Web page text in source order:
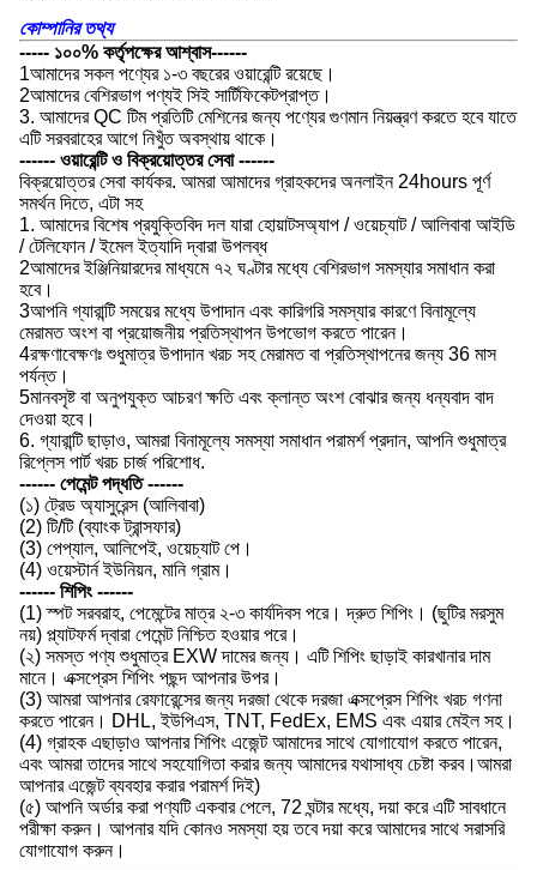
কোম্পানির তথ্য
----- ১০০% কর্তৃপক্ষের আশ্বাস------
1আমাদের সকল পণ্যের ১-৩ বছরের ওয়ারেন্টি রয়েছে।
2আমাদের বেশিরভাগ পণ্যই সিই সার্টিফিকেটপ্রাপ্ত।
3. আমাদের QC টিম প্রতিটি মেশিনের জন্য পণ্যের গুণমান নিয়ন্ত্রণ করতে হবে যাতে
এটি সরবরাহের আগে নিখুঁত অবস্থায় থাকে।
------ ওয়ারেন্টি ও বিক্রয়োত্তর সেবা ------
বিক্রয়োত্তর সেবা কার্যকর. আমরা আমাদের গ্রাহকদের অনলাইন 24hours পূর্ণ
সমর্থন দিতে, এটা সহ
1. আমাদের বিশেষ প্রযুক্তিবিদ দল যারা হোয়াটসঅ্যাপ / ওয়েচ্যাট / আলিবাবা আইডি
/ টেলিফোন / ইমেল ইত্যাদি দ্বারা উপলব্ধ
2আমাদের ইঞ্জিনিয়ারদের মাধ্যমে ৭২ ঘণ্টার মধ্যে বেশিরভাগ সমস্যার সমাধান করা
হবে।
3আপনি গ্যারান্টি সময়ের মধ্যে উপাদান এবং কারিগরি সমস্যার কারণে বিনামূল্যে
মেরামত অংশ বা প্রয়োজনীয় প্রতিস্থাপন উপভোগ করতে পারেন।
4রক্ষণাবেক্ষণঃ শুধুমাত্র উপাদান খরচ সহ মেরামত বা প্রতিস্থাপনের জন্য 36 মাস
পর্যন্ত।
5মানবসৃষ্ট বা অনুপযুক্ত আচরণ ক্ষতি এবং ক্লান্ত অংশ বোঝার জন্য ধন্যবাদ বাদ
দেওয়া হবে।
6. গ্যারান্টি ছাড়াও, আমরা বিনামূল্যে সমস্যা সমাধান পরামর্শ প্রদান, আপনি শুধুমাত্র
রিপ্লেস পার্ট খরচ চার্জ পরিশোধ.
------ পেমেন্ট পদ্ধতি ------
(১) ট্রেড অ্যাসুরেন্স (আলিবাবা)
(2) টি/টি (ব্যাংক ট্রান্সফার)
(3) পেপ্যাল, আলিপেই, ওয়েচ্যাট পে।
(4) ওয়েস্টার্ন ইউনিয়ন, মানি গ্রাম।
------ শিপিং ------
(1) স্পট সরবরাহ, পেমেন্টের মাত্র ২-৩ কার্যদিবস পরে। দ্রুত শিপিং। (ছুটির মরসুম
নয়) প্ল্যাটফর্ম দ্বারা পেমেন্ট নিশ্চিত হওয়ার পরে।
(২) সমস্ত পণ্য শুধুমাত্র EXW দামের জন্য। এটি শিপিং ছাড়াই কারখানার দাম
মানে। এক্সপ্রেস শিপিং পছন্দ আপনার উপর।
(3) আমরা আপনার রেফারেন্সের জন্য দরজা থেকে দরজা এক্সপ্রেস শিপিং খরচ গণনা
করতে পারেন। DHL, ইউপিএস, TNT, FedEx, EMS এবং এয়ার মেইল সহ।
(4) গ্রাহক এছাড়াও আপনার শিপিং এজেন্ট আমাদের সাথে যোগাযোগ করতে পারেন,
এবং আমরা তাদের সাথে সহযোগিতা করার জন্য আমাদের যথাসাধ্য চেষ্টা করব।আমরা
আপনার এজেন্ট ব্যবহার করার পরামর্শ দিই)
(৫) আপনি অর্ডার করা পণ্যটি একবার পেলে, 72 ঘন্টার মধ্যে, দয়া করে এটি সাবধানে
পরীক্ষা করুন। আপনার যদি কোনও সমস্যা হয় তবে দয়া করে আমাদের সাথে সরাসরি
যোগাযোগ করুন।